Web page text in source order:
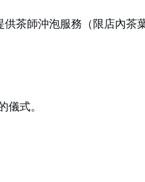
茶師沖泡服務（限店內茶葉
式。